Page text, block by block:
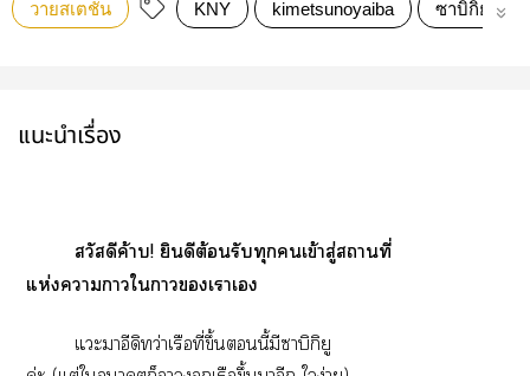
วายสเตชั่น KNY kimetsunoyaiba ซาบิกิยู
แนะนำเรื่อง
สวัสดีค้าบ! ยินดีต้อนรับทุกเข้าสู่สถานที่
แห่งาาใาเาเ
แะาอีดิทว่าเรือที่ขึ้นนี้มีาบิกิยู